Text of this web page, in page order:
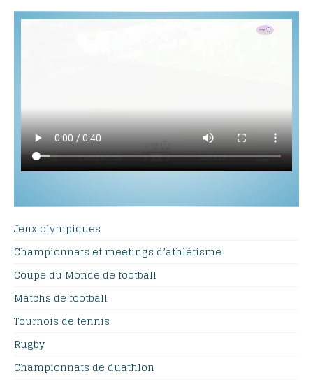
Jeux olympiques
Championnats et meetings d’athlétisme
Coupe du Monde de football
Matchs de football
Tournois de tennis
Rugby
Championnats de duathlon